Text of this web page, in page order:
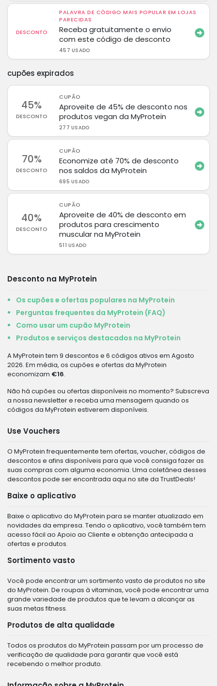
DESCONTO
PALAVRA DE CÓDIGO MAIS POPULAR EM LOJAS
PARECIDAS
Receba gratuitamente o envio
com este código de desconto
457 USADO
cupões expirados
45%
DESCONTO
CUPÃO
Aproveite de 45% de desconto nos
produtos vegan da MyProtein
277 USADO
70%
DESCONTO
CUPÃO
Economize até 70% de desconto
nos saldos da MyProtein
695 USADO
40%
DESCONTO
CUPÃO
Aproveite de 40% de desconto em
produtos para crescimento
muscular na MyProtein
511 USADO
Desconto na MyProtein
Os cupões e ofertas populares na MyProtein
Perguntas frequentes da MyProtein (FAQ)
Como usar um cupão MyProtein
Produtos e serviços destacados na MyProtein
A MyProtein tem 9 descontos e 6 códigos ativos em Agosto
2026. Em média, os cupões e ofertas da MyProtein
economizam €16.
Não há cupões ou ofertas disponíveis no momento? Subscreva
a nossa newsletter e receba uma mensagem quando os
códigos da MyProtein estiverem disponíveis.
Use Vouchers
O MyProtein frequentemente tem ofertas, voucher, códigos de
descontos e afins disponíveis para que você consiga fazer as
suas compras com alguma economia. Uma coletânea desses
descontos pode ser encontrada aqui no site da TrustDeals!
Baixe o aplicativo
Baixe o aplicativo do MyProtein para se manter atualizado em
novidades da empresa. Tendo o aplicativo, você também tem
acesso fácil ao Apoio ao Cliente e obtenção antecipada a
ofertas e produtos.
Sortimento vasto
Você pode encontrar um sortimento vasto de produtos no site
do MyProtein. De roupas à vitaminas, você pode encontrar uma
grande variedade de produtos que te levam a alcançar as
suas metas fitness.
Produtos de alta qualidade
Todos os produtos do MyProtein passam por um processo de
verificação de qualidade para garantir que você está
recebendo o melhor produto.